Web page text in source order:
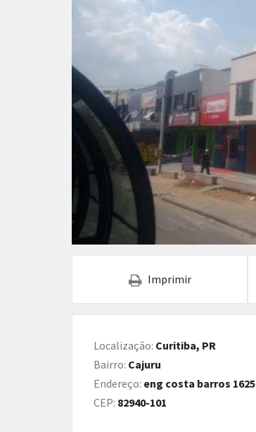
Imprimir
Localização: Curitiba, PR
Bairro: Cajuru
Endereço: eng costa barros 1625
CEP: 82940-101